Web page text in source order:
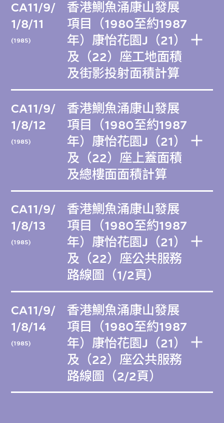
CA11/9/
1/8/11
(1985)
香港鰂魚涌康山發展
項目（1980至約1987
年）康怡花園J（21）
及（22）座工地面積
及街影投射面積計算
CA11/9/
1/8/12
(1985)
香港鰂魚涌康山發展
項目（1980至約1987
年）康怡花園J（21）
及（22）座上蓋面積
及總樓面面積計算
CA11/9/
1/8/13
(1985)
香港鰂魚涌康山發展
項目（1980至約1987
年）康怡花園J（21）
及（22）座公共服務
路線圖（1/2頁）
CA11/9/
1/8/14
(1985)
香港鰂魚涌康山發展
項目（1980至約1987
年）康怡花園J（21）
及（22）座公共服務
路線圖（2/2頁）